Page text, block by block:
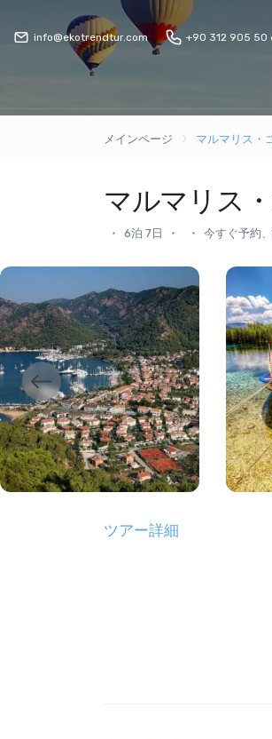
info@ekotrendtur.com +90 312 905 50
メインページ マルマリス・
マルマリス
6泊 7日 今すぐ予約
ツアー詳細